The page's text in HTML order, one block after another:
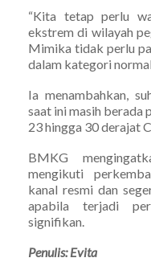
“Kita tetap perlu
ekstrem di wilayah
Mimika tidak perlu
dalam kategori
Ia menambahkan,
saat ini masih berada
23 hingga 30 derajat
BMKG
mengikuti
kanal resmi dan
apabila terjadi
signifikan.
Penulis: Evita